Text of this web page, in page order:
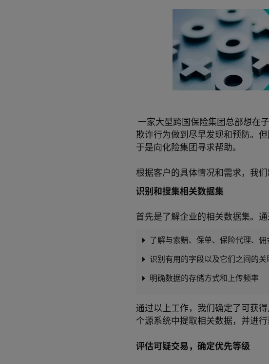
一家大型跨国保险集团总部想在
欺诈行为做到尽早发现和预防。
于是向化险集团寻求帮助。
根据客户的具体情况和需求，我
识别和搜集相关数据集
首先是了解企业的相关数据集。
了解与索赔、保单、保险代理、
识别有用的字段以及它们之间的关
明确数据的存储方式和上传频率
通过以上工作，我们确定了可获
个源系统中提取相关数据，并进
评估可疑交易，确定优先等级